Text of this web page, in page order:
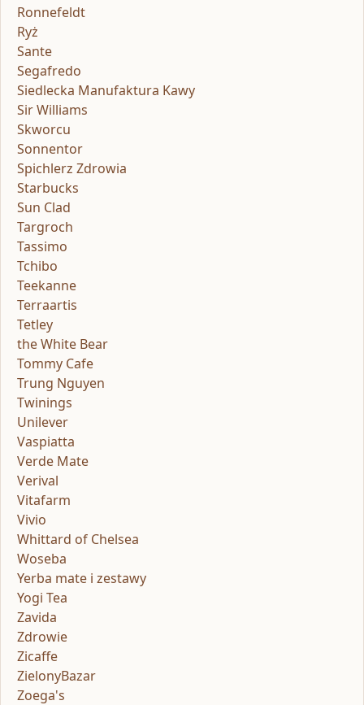
Ronnefeldt
Ryż
Sante
Segafredo
Siedlecka Manufaktura Kawy
Sir Williams
Skworcu
Sonnentor
Spichlerz Zdrowia
Starbucks
Sun Clad
Targroch
Tassimo
Tchibo
Teekanne
Terraartis
Tetley
the White Bear
Tommy Cafe
Trung Nguyen
Twinings
Unilever
Vaspiatta
Verde Mate
Verival
Vitafarm
Vivio
Whittard of Chelsea
Woseba
Yerba mate i zestawy
Yogi Tea
Zavida
Zdrowie
Zicaffe
ZielonyBazar
Zoega's